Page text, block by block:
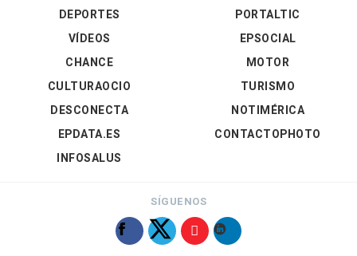
DEPORTES
VÍDEOS
PORTALTIC
EPSOCIAL
CHANCE
CULTURAOCIO
DESCONECTA
EPDATA.ES
INFOSALUS
MOTOR
TURISMO
NOTIMÉRICA
CONTACTOPHOTO
SÍGUENOS